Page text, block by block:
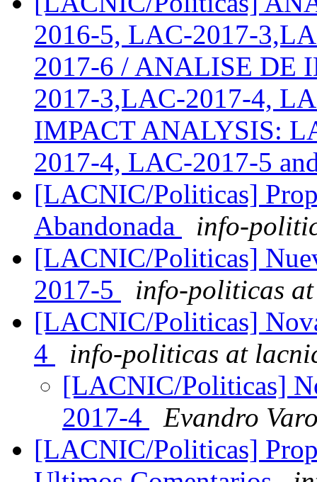
2016-5, LAC-2017-
2017-6 / ANALISE DE
2017-3,LAC-2017-4,
IMPACT ANALYSIS:
2017-4, LAC-2017-5
[LACNIC/Politicas]
Abandonada
info-
[LACNIC/Politicas]
2017-5
info-politicas
[LACNIC/Politicas]
4
info-politicas at
[LACNIC/Politicas]
2017-4
Evandro
[LACNIC/Politicas]